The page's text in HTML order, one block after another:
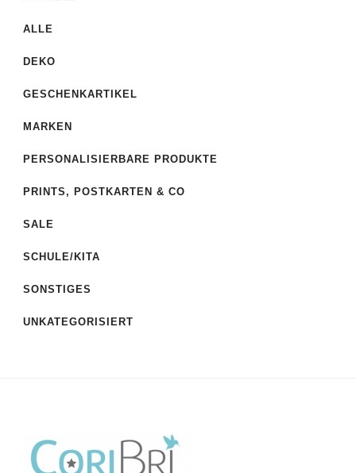
ALLE
DEKO
GESCHENKARTIKEL
MARKEN
PERSONALISIERBARE PRODUKTE
PRINTS, POSTKARTEN & CO
SALE
SCHULE/KITA
SONSTIGES
UNKATEGORISIERT